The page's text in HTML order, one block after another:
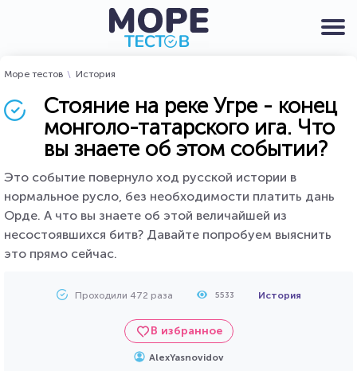
Море тестов История
Стояние на реке Угре - конец
монголо-татарского ига. Что
вы знаете об этом событии?
Это событие повернуло ход русской истории в
нормальное русло, без необходимости платить дань
Орде. А что вы знаете об этой величайшей из
несостоявшихся битв? Давайте попробуем выяснить
это прямо сейчас.
Проходили 472 раза 5533 История
В избранное
AlexYasnovidov